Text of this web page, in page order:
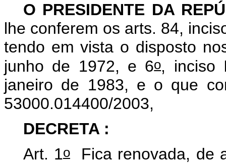
O PRESIDENTE DA
lhe conferem os arts. 84,
tendo em vista o disposto
junho de 1972, e 6o, inciso
janeiro de 1983, e o que
53000.014400/2003,
DECRETA :
Art. 1oFica renovada, de